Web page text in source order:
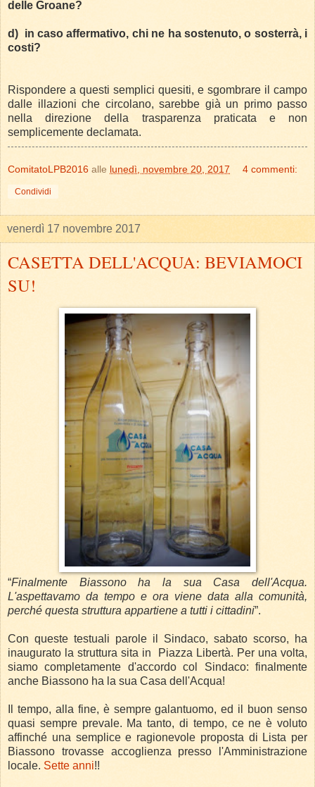
delle Groane?
d) in caso affermativo, chi ne ha sostenuto, o sosterrà, i
costi?
Rispondere a questi semplici quesiti, e sgombrare il campo
dalle illazioni che circolano, sarebbe già un primo passo
nella direzione della trasparenza praticata e non
semplicemente declamata.
ComitatoLPB2016 alle lunedì, novembre 20, 2017 4 commenti:
Condividi
venerdì 17 novembre 2017
CASETTA DELL'ACQUA: BEVIAMOCI
SU!
“Finalmente Biassono ha la sua Casa dell'Acqua.
L'aspettavamo da tempo e ora viene data alla comunità,
perché questa struttura appartiene a tutti i cittadini”.
Con queste testuali parole il Sindaco, sabato scorso, ha
inaugurato la struttura sita in
Piazza Libertà. Per una volta,
siamo completamente d'accordo col Sindaco: finalmente
anche Biassono ha la sua Casa dell'Acqua!
Il tempo, alla fine, è sempre galantuomo, ed il buon senso
quasi sempre prevale. Ma tanto, di tempo, ce ne è voluto
affinché una semplice e ragionevole proposta di Lista per
Biassono trovasse accoglienza presso l'Amministrazione
locale. Sette anni!!